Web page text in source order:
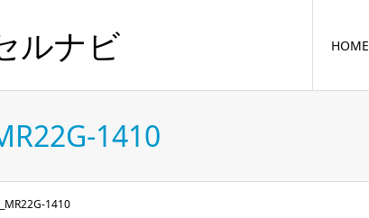
ルナビ HOME
1410
1410